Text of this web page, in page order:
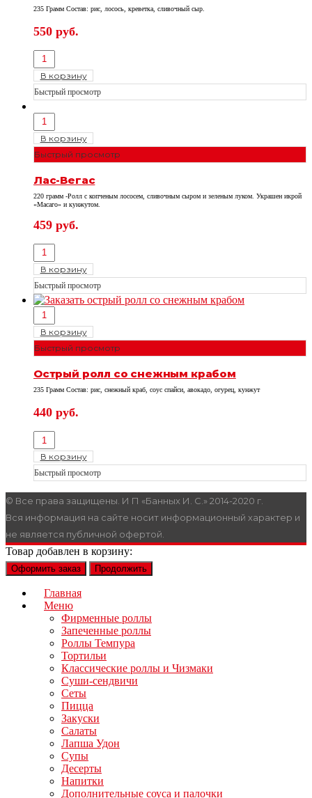
235 Грамм Состав: рис, лосось, креветка, сливочный сыр.
550 руб.
В корзину
Быстрый просмотр
В корзину
Быстрый просмотр
Лас-Вегас
220 грамм -Ролл с копченым лососем, сливочным сыром и зеленым луком. Украшен икрой
«Масаго» и кунжутом.
459 руб.
В корзину
Быстрый просмотр
В корзину
Быстрый просмотр
Острый ролл со снежным крабом
235 Грамм Состав: рис, снежный краб, соус спайси, авокадо, огурец, кунжут
440 руб.
В корзину
Быстрый просмотр
© Все права защищены. И П «Банных И. С.» 2014-2020 г.
Вся информация на сайте носит информационный характер и
не является публичной офертой.
Товар добавлен в корзину:
Оформить заказ Продолжить
Главная
Меню
Фирменные роллы
Запеченные роллы
Роллы Темпура
Тортильи
Классические роллы и Чизмаки
Суши-сендвичи
Сеты
Пицца
Закуски
Салаты
Лапша Удон
Супы
Десерты
Напитки
Дополнительные соуса и палочки